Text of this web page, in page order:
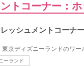
ントコーナー：
レッシュメントコーナ
東京ディズニーランドのワ
ーランド